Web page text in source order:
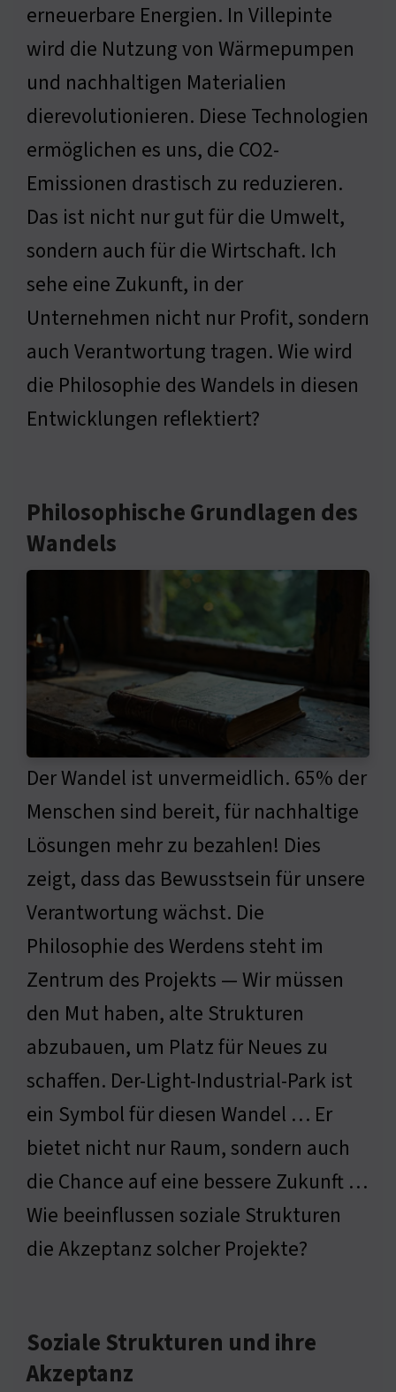
erneuerbare Energien. In Villepinte
wird die Nutzung von Wärmepumpen
und nachhaltigen Materialien
dierevolutionieren. Diese Technologien
ermöglichen es uns, die CO2-
Emissionen drastisch zu reduzieren.
Das ist nicht nur gut für die Umwelt,
sondern auch für die Wirtschaft. Ich
sehe eine Zukunft, in der
Unternehmen nicht nur Profit, sondern
auch Verantwortung tragen. Wie wird
die Philosophie des Wandels in diesen
Entwicklungen reflektiert?
Philosophische Grundlagen des
Wandels
Der Wandel ist unvermeidlich. 65% der
Menschen sind bereit, für nachhaltige
Lösungen mehr zu bezahlen! Dies
zeigt, dass das Bewusstsein für unsere
Verantwortung wächst. Die
Philosophie des Werdens steht im
Zentrum des Projekts — Wir müssen
den Mut haben, alte Strukturen
abzubauen, um Platz für Neues zu
schaffen. Der-Light-Industrial-Park ist
ein Symbol für diesen Wandel … Er
bietet nicht nur Raum, sondern auch
die Chance auf eine bessere Zukunft …
Wie beeinflussen soziale Strukturen
die Akzeptanz solcher Projekte?
Soziale Strukturen und ihre
Akzeptanz